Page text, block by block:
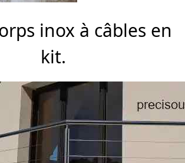
inox à câbles en
kit.